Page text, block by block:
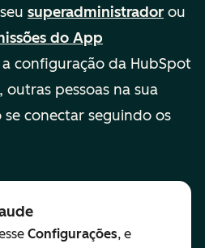
superadministrador ou
do App
configuração da HubSpot
pessoas na sua
conectar seguindo os
Configurações, e